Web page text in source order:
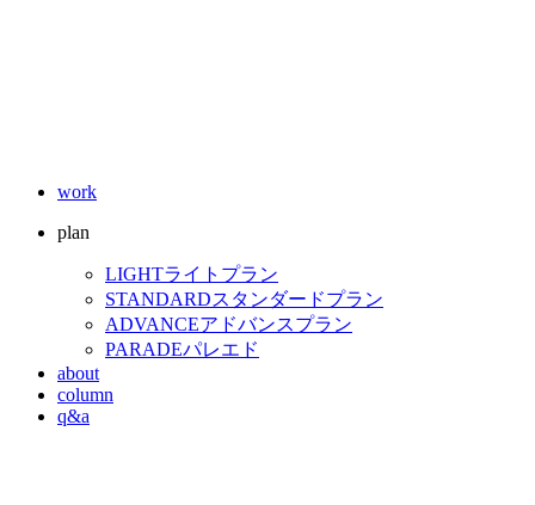
work
plan
LIGHTライトプラン
STANDARDスタンダードプラン
ADVANCEアドバンスプラン
PARADEパレエド
about
column
q&a